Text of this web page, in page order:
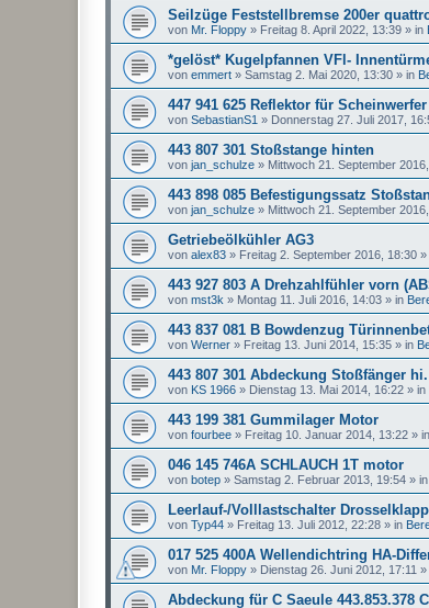
Seilzüge Feststellbremse 200er
von Mr. Floppy » Freitag 8. April 2022, 13:39 » in
*gelöst* Kugelpfannen VFl-
von emmert » Samstag 2. Mai 2020, 13:30 » in
447 941 625 Reflektor für Scheinwerfer
von SebastianS1 » Donnerstag 27. Juli 2017,
443 807 301 Stoßstange hinten
von jan_schulze » Mittwoch 21. September
443 898 085 Befestigungssatz
von jan_schulze » Mittwoch 21. September
Getriebeölkühler AG3
von alex83 » Freitag 2. September 2016, 18:30 »
443 927 803 A Drehzahlfühler vorn
von mst3k » Montag 11. Juli 2016, 14:03 » in
443 837 081 B Bowdenzug
von Werner » Freitag 13. Juni 2014, 15:35 » in
443 807 301 Abdeckung Stoßfänger hi.
von KS 1966 » Dienstag 13. Mai 2014, 16:22 » in
443 199 381 Gummilager Motor
von fourbee » Freitag 10. Januar 2014, 13:22 » in
046 145 746A SCHLAUCH 1T motor
von botep » Samstag 2. Februar 2013, 19:54 » in
Leerlauf-/Volllastschalter
von Typ44 » Freitag 13. Juli 2012, 22:28 » in
017 525 400A Wellendichtring HA-
von Mr. Floppy » Dienstag 26. Juni 2012, 17:11 »
Abdeckung für C Saeule 443.853.378